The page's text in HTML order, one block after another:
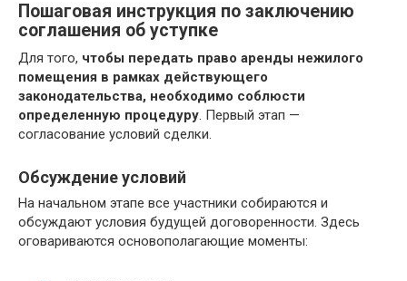
Пошаговая инструкция по заключению
соглашения об уступке
Для того, чтобы передать право аренды нежилого
помещения в рамках действующего
законодательства, необходимо соблюсти
определенную процедуру. Первый этап —
согласование условий сделки.
Обсуждение условий
На начальном этапе все участники собираются и
обсуждают условия будущей договоренности. Здесь
оговариваются основополагающие моменты: